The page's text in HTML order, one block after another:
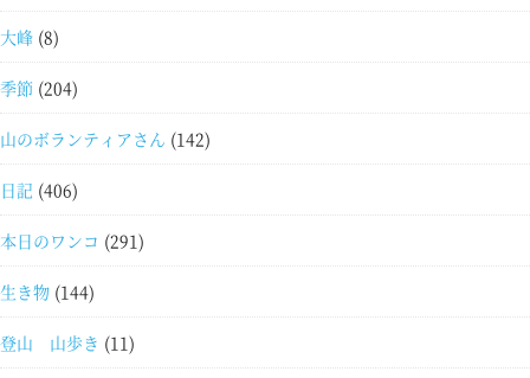
大峰 (8)
季節 (204)
山のボランティアさん (142)
日記 (406)
本日のワンコ (291)
生き物 (144)
登山 山歩き (11)